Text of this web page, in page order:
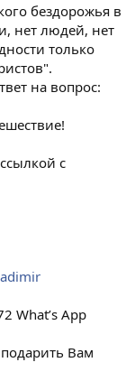
бездорожья в
нет людей, нет
только
на вопрос:
с
What’s App
Вам